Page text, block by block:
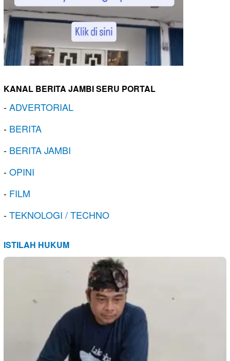
KANAL BERITA JAMBI SERU PORTAL
-ADVERTORIAL
- BERITA
- BERITA JAMBI
-OPINI
- FILM
-TEKNOLOGI / TECHNO
ISTILAH HUKUM